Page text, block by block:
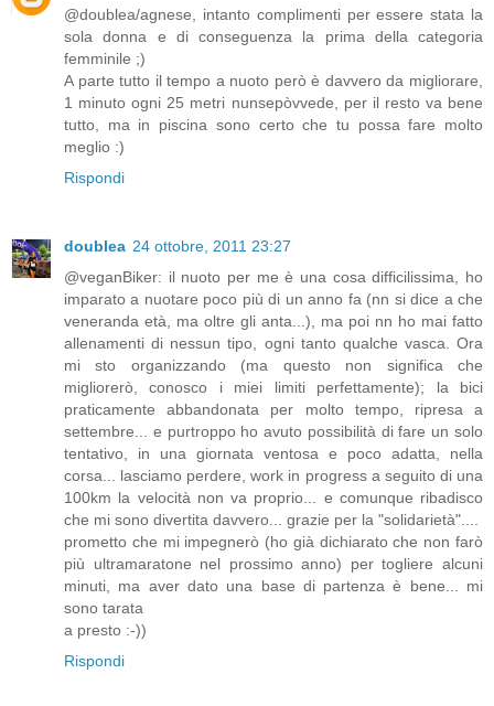
@doublea/agnese, intanto complimenti per essere stata la
sola donna e di conseguenza la prima della categoria
femminile ;)
A parte tutto il tempo a nuoto però è davvero da migliorare,
1 minuto ogni 25 metri nunsepòvvede, per il resto va bene
tutto, ma in piscina sono certo che tu possa fare molto
meglio :)
Rispondi
doublea 24 ottobre, 2011 23:27
@veganBiker: il nuoto per me è una cosa difficilissima, ho
imparato a nuotare poco più di un anno fa (nn si dice a che
veneranda età, ma oltre gli anta...), ma poi nn ho mai fatto
allenamenti di nessun tipo, ogni tanto qualche vasca. Ora
mi sto organizzando (ma questo non significa che
migliorerò, conosco i miei limiti perfettamente); la bici
praticamente abbandonata per molto tempo, ripresa a
settembre... e purtroppo ho avuto possibilità di fare un solo
tentativo, in una giornata ventosa e poco adatta, nella
corsa... lasciamo perdere, work in progress a seguito di una
100km la velocità non va proprio... e comunque ribadisco
che mi sono divertita davvero... grazie per la "solidarietà"....
prometto che mi impegnerò (ho già dichiarato che non farò
più ultramaratone nel prossimo anno) per togliere alcuni
minuti, ma aver dato una base di partenza è bene... mi
sono tarata
a presto :-))
Rispondi